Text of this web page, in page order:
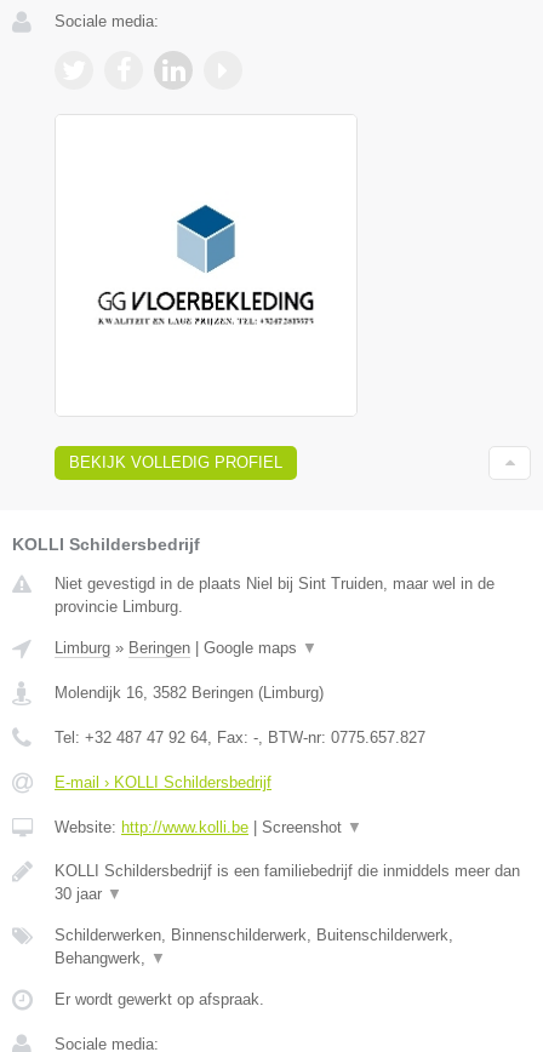
Sociale media:
BEKIJK VOLLEDIG PROFIEL
KOLLI Schildersbedrijf
Niet gevestigd in de plaats Niel bij Sint Truiden, maar wel in de
provincie Limburg.
Limburg » Beringen Google maps ▼
Molendijk 16, 3582 Beringen (Limburg)
Tel: +32 487 47 92 64, Fax: -, BTW-nr: 0775.657.827
E-mail › KOLLI Schildersbedrijf
Website: http://www.kolli.be Screenshot ▼
KOLLI Schildersbedrijf is een familiebedrijf die inmiddels meer dan
30 jaar ▼
Schilderwerken, Binnenschilderwerk, Buitenschilderwerk,
Behangwerk, ▼
Er wordt gewerkt op afspraak.
Sociale media: